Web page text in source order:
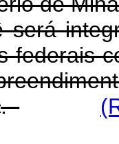
federais
.